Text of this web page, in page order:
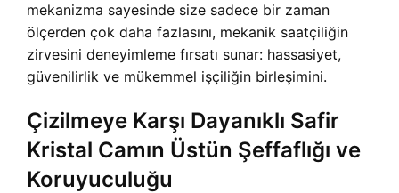
mekanizma sayesinde size sadece bir zaman
ölçerden çok daha fazlasını, mekanik saatçiliğin
zirvesini deneyimleme fırsatı sunar: hassasiyet,
güvenilirlik ve mükemmel işçiliğin birleşimini.
Çizilmeye Karşı Dayanıklı Safir
Kristal Camın Üstün Şeffaflığı ve
Koruyuculuğu